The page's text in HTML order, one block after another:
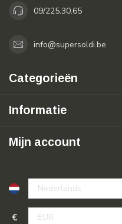
09/225.30.65
info@supersoldi.be
Categorieën
Informatie
Mijn account
€